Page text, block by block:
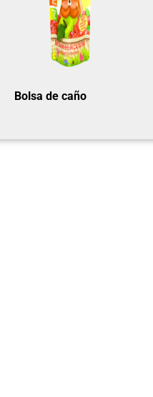
Bolsa de caño